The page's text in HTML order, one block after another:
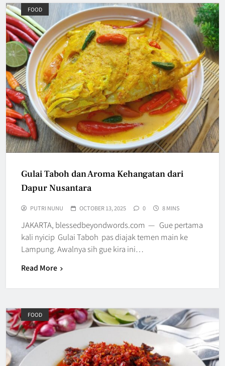
FOOD
Gulai Taboh dan Aroma Kehangatan dari
Dapur Nusantara
PUTRI NUNU OCTOBER 13, 2025 0 8 MINS
JAKARTA, blessedbeyondwords.com — Gue pertama
kali nyicip Gulai Taboh pas diajak temen main ke
Lampung. Awalnya sih gue kira ini…
Read More
FOOD